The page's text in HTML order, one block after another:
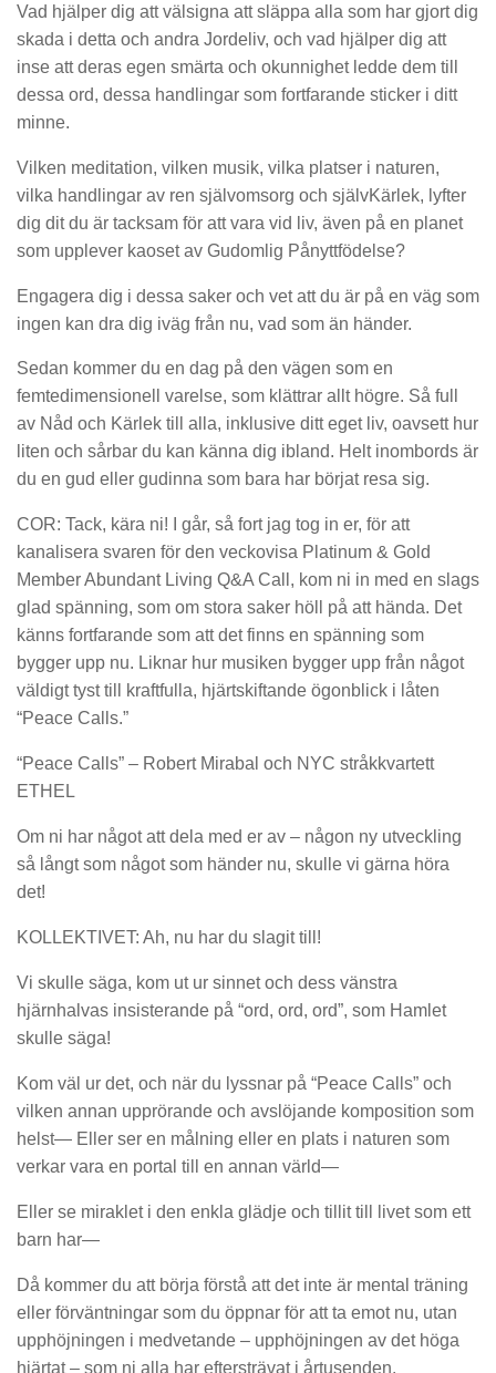
Vad hjälper dig att välsigna att släppa alla som har gjort dig
skada i detta och andra Jordeliv, och vad hjälper dig att
inse att deras egen smärta och okunnighet ledde dem till
dessa ord, dessa handlingar som fortfarande sticker i ditt
minne.
Vilken meditation, vilken musik, vilka platser i naturen,
vilka handlingar av ren självomsorg och självKärlek, lyfter
dig dit du är tacksam för att vara vid liv, även på en planet
som upplever kaoset av Gudomlig Pånyttfödelse?
Engagera dig i dessa saker och vet att du är på en väg som
ingen kan dra dig iväg från nu, vad som än händer.
Sedan kommer du en dag på den vägen som en
femtedimensionell varelse, som klättrar allt högre. Så full
av Nåd och Kärlek till alla, inklusive ditt eget liv, oavsett hur
liten och sårbar du kan känna dig ibland. Helt inombords är
du en gud eller gudinna som bara har börjat resa sig.
COR: Tack, kära ni! I går, så fort jag tog in er, för att
kanalisera svaren för den veckovisa Platinum & Gold
Member Abundant Living Q&A Call, kom ni in med en slags
glad spänning, som om stora saker höll på att hända. Det
känns fortfarande som att det finns en spänning som
bygger upp nu. Liknar hur musiken bygger upp från något
väldigt tyst till kraftfulla, hjärtskiftande ögonblick i låten
“Peace Calls.”
“Peace Calls” – Robert Mirabal och NYC stråkkvartett
ETHEL
Om ni har något att dela med er av – någon ny utveckling
så långt som något som händer nu, skulle vi gärna höra
det!
KOLLEKTIVET: Ah, nu har du slagit till!
Vi skulle säga, kom ut ur sinnet och dess vänstra
hjärnhalvas insisterande på “ord, ord, ord”, som Hamlet
skulle säga!
Kom väl ur det, och när du lyssnar på “Peace Calls” och
vilken annan upprörande och avslöjande komposition som
helst— Eller ser en målning eller en plats i naturen som
verkar vara en portal till en annan värld—
Eller se miraklet i den enkla glädje och tillit till livet som ett
barn har—
Då kommer du att börja förstå att det inte är mental träning
eller förväntningar som du öppnar för att ta emot nu, utan
upphöjningen i medvetande – upphöjningen av det höga
hjärtat – som ni alla har eftersträvat i årtusenden.